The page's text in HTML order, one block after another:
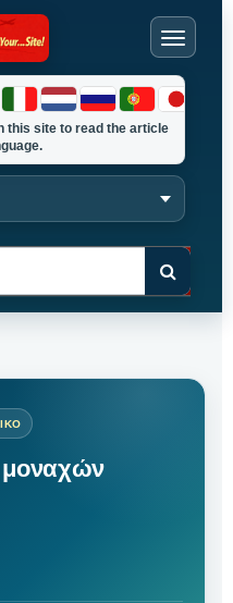
this site to read the article
μοναχών